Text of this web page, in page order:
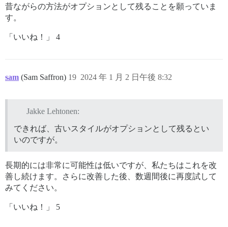
昔ながらの方法がオプションとして残ることを願っていま
す。
「いいね！」 4
sam (Sam Saffron) 2024 年 1 月 2 日午後 8:32
19
Jakke Lehtonen:
できれば、古いスタイルがオプションとして残るとい
いのですが。
長期的には非常に可能性は低いですが、私たちはこれを改
善し続けます。さらに改善した後、数週間後に再度試して
みてください。
「いいね！」 5